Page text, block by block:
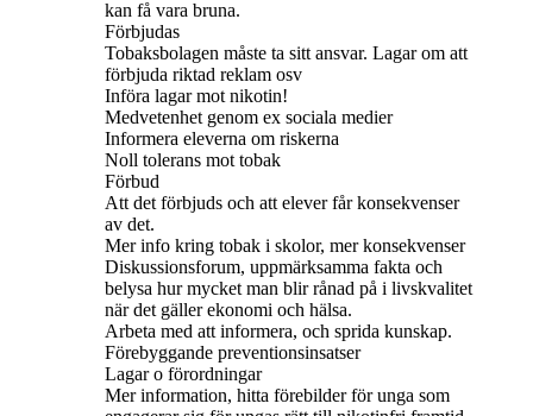
kan få vara bruna.
Förbjudas
Tobaksbolagen måste ta sitt ansvar. Lagar om att
förbjuda riktad reklam osv
Införa lagar mot nikotin!
Medvetenhet genom ex sociala medier
Informera eleverna om riskerna
Noll tolerans mot tobak
Förbud
Att det förbjuds och att elever får konsekvenser
av det.
Mer info kring tobak i skolor, mer konsekvenser
Diskussionsforum, uppmärksamma fakta och
belysa hur mycket man blir rånad på i livskvalitet
när det gäller ekonomi och hälsa.
Arbeta med att informera, och sprida kunskap.
Förebyggande preventionsinsatser
Lagar o förordningar
Mer information, hitta förebilder för unga som